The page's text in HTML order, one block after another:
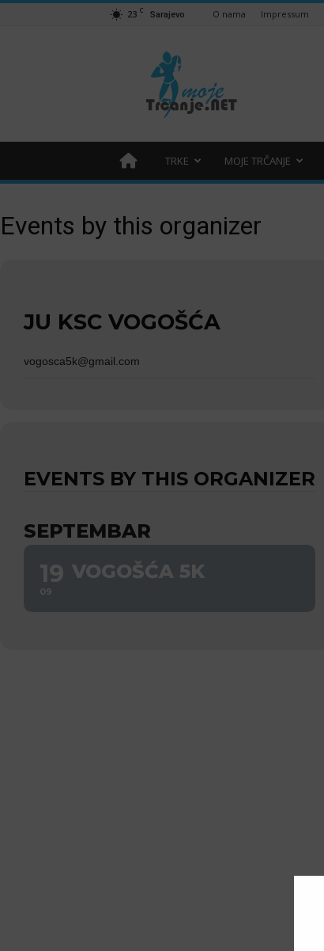
23 C Sarajevo O nama Impressum
Moje
trčanje
trcanje.net
TRKE MOJE TRČANJE
Events by this organizer
JU KSC VOGOŠĆA
vogosca5k@gmail.com
EVENTS BY THIS ORGANIZER
SEPTEMBAR
19
09
VOGOŠĆA 5K